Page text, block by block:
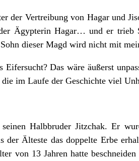
der Vertreibung von Hagar und
Ägypterin Hagar… und er trieb
dieser Magd wird nicht mit
Das wäre äußerst
im Laufe der Geschichte viel
Halbbruder Jitzchak. Er
der Älteste das doppelte Erbe
von 13 Jahren hatte